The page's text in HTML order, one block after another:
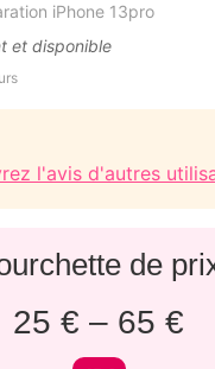
iPhone 13pro
et disponible
l'avis d'autres
de
25 € – 65 €